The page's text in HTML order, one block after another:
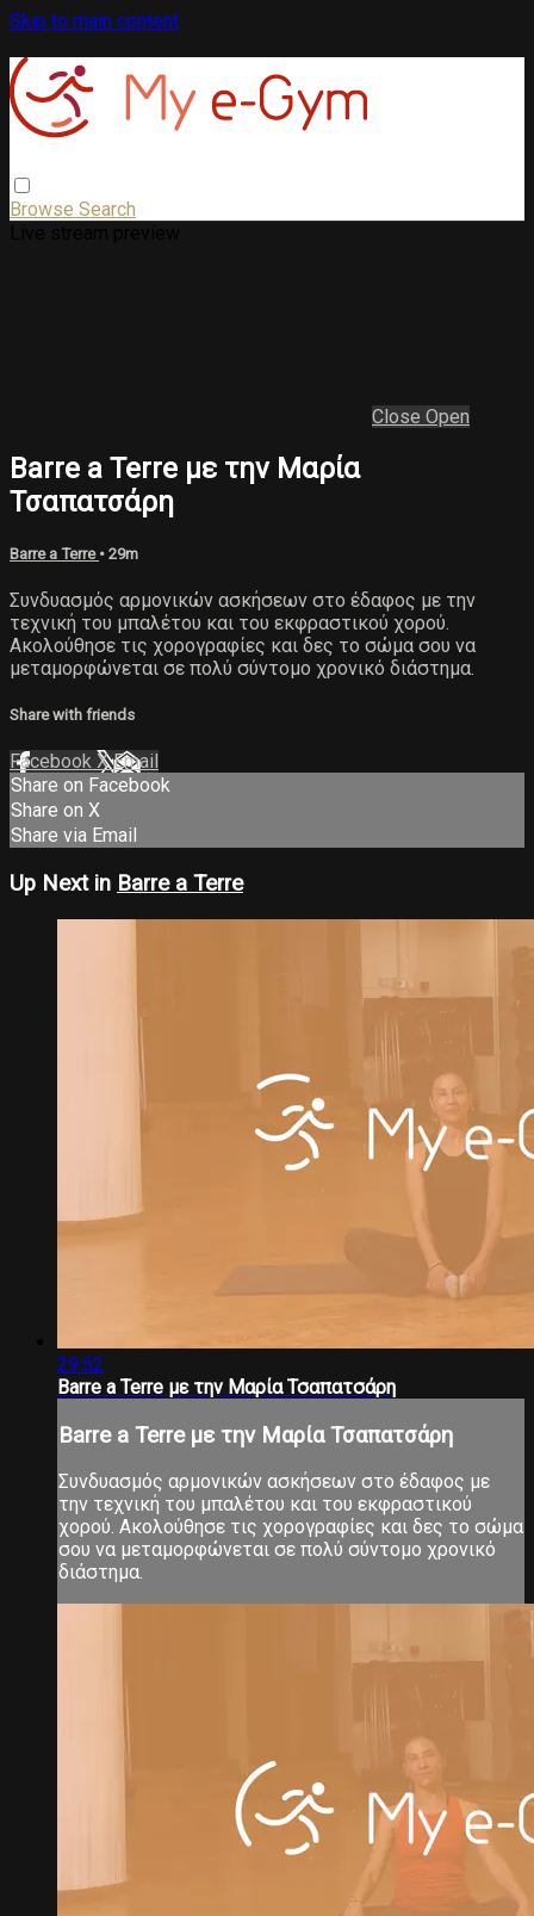
Skip to main content
Browse Search
Close Open
Barre a Terre με την Μαρία
Τσαπατσάρη
Barre a Terre • 29m
Συνδυασμός αρμονικών ασκήσεων στο έδαφος με την
τεχνική του μπαλέτου και του εκφραστικού χορού.
Ακολούθησε τις χορογραφίες και δες το σώμα σου να
μεταμορφώνεται σε πολύ σύντομο χρονικό διάστημα.
Share with friends
Facebook XEmail
Share on Facebook
Share on X
Share via Email
Up Next in Barre a Terre
29:52
Barre a Terre με την Μαρία Τσαπατσάρη
Barre a Terre με την Μαρία Τσαπατσάρη
Συνδυασμός αρμονικών ασκήσεων στο έδαφος με
την τεχνική του μπαλέτου και του εκφραστικού
χορού. Ακολούθησε τις χορογραφίες και δες το σώμα
σου να μεταμορφώνεται σε πολύ σύντομο χρονικό
διάστημα.